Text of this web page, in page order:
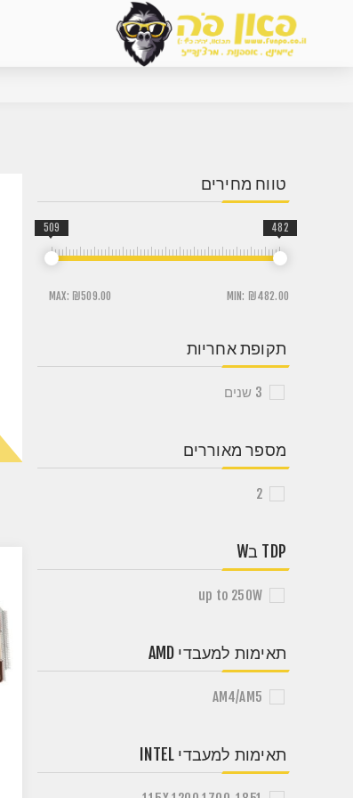
טווח מחירים
MIN: ₪482.00
MAX: ₪509.00
509 482
תקופת אחריות
3 שנים
מספר מאוררים
2
TDP בW
up to 250W
תאימות למעבדי AMD
AM4/AM5
תאימות למעבדי INTEL